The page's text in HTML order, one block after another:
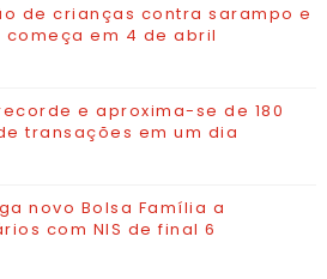
de crianças contra sarampo e
começa em 4 de abril
e aproxima-se de 180
transações em um dia
novo Bolsa Família a
com NIS de final 6